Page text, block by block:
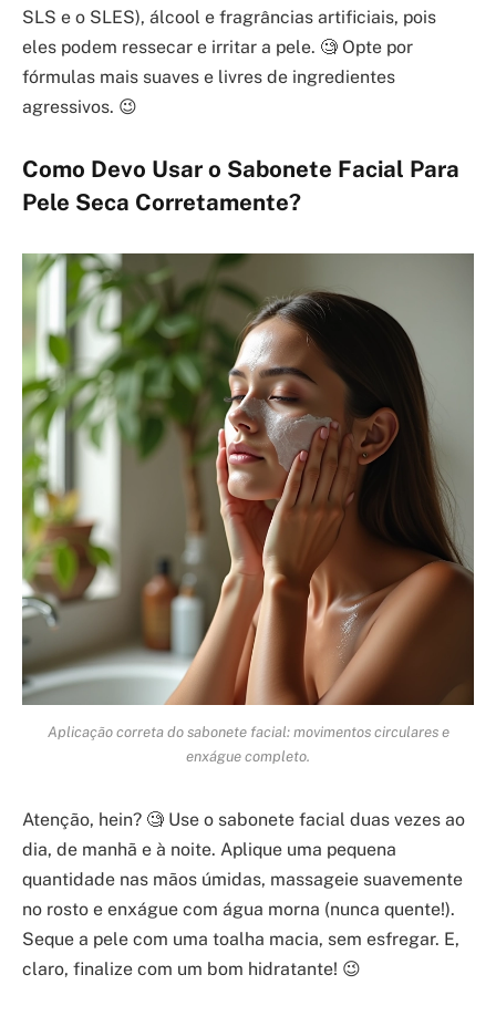
SLS e o SLES), álcool e fragrâncias artificiais, pois
eles podem ressecar e irritar a pele. 🧐 Opte por
fórmulas mais suaves e livres de ingredientes
agressivos. 😉
Como Devo Usar o Sabonete Facial Para
Pele Seca Corretamente?
Aplicação correta do sabonete facial: movimentos circulares e
enxágue completo.
Atenção, hein? 🧐 Use o sabonete facial duas vezes ao
dia, de manhã e à noite. Aplique uma pequena
quantidade nas mãos úmidas, massageie suavemente
no rosto e enxágue com água morna (nunca quente!).
Seque a pele com uma toalha macia, sem esfregar. E,
claro, finalize com um bom hidratante! 😉